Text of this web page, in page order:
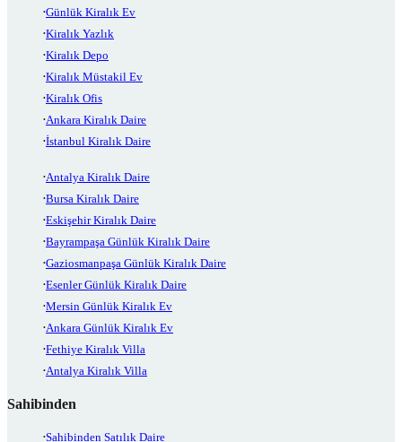
Günlük Kiralık Ev
Kiralık Yazlık
Kiralık Depo
Kiralık Müstakil Ev
Kiralık Ofis
Ankara Kiralık Daire
İstanbul Kiralık Daire
Antalya Kiralık Daire
Bursa Kiralık Daire
Eskişehir Kiralık Daire
Bayrampaşa Günlük Kiralık Daire
Gaziosmanpaşa Günlük Kiralık Daire
Esenler Günlük Kiralık Daire
Mersin Günlük Kiralık Ev
Ankara Günlük Kiralık Ev
Fethiye Kiralık Villa
Antalya Kiralık Villa
Sahibinden
Sahibinden Satılık Daire